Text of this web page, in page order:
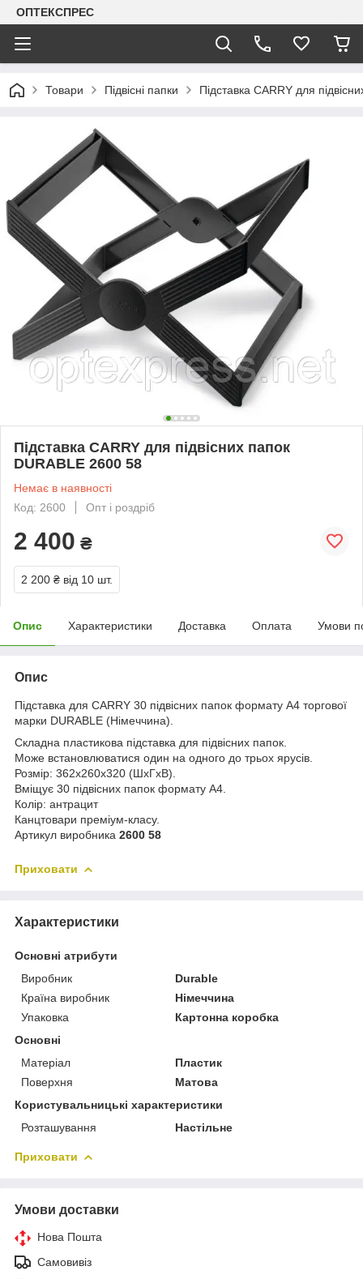
ОПТЕКСПРЕС
Товари Підвісні папки Підставка CARRY для
Підставка CARRY для підвісних папок
DURABLE 2600 58
Немає в наявності
Код: 2600
Опт і роздріб
2 400 ₴
2 200 ₴ від 10 шт.
Опис Характеристики Доставка Оплата Умови
Опис
Підставка для CARRY 30 підвісних папок формату А4 торгової
марки DURABLE (Німеччина).
Складна пластикова підставка для підвісних папок.
Може встановлюватися один на одного до трьох ярусів.
Розмір: 362x260x320 (ШхГхВ).
Вміщує 30 підвісних папок формату А4.
Колір: антрацит
Канцтовари преміум-класу.
Артикул виробника 2600 58
Приховати
Характеристики
Основні атрибути
Виробник
Durable
Країна виробник
Німеччина
Упаковка
Картонна коробка
Основні
Матеріал
Пластик
Поверхня
Матова
Користувальницькі характеристики
Розташування
Настільне
Приховати
Умови доставки
Нова Пошта
Самовивіз